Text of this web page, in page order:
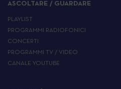
ASCOLTARE / GUARDARE
PLAYLIST
PROGRAMMI RADIOFONICI
CONCERTI
PROGRAMMI TV / VIDEO
CANALE YOUTUBE